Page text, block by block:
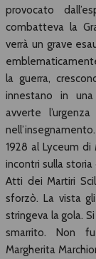
provocato
combatteva la
verrà un grave
la guerra,
innestano in
avverte
1928 al Lyceum di
incontri sulla storia
Atti dei Martiri
sforzò. La vista
stringeva la gola.
smarrito. Non
Margherita